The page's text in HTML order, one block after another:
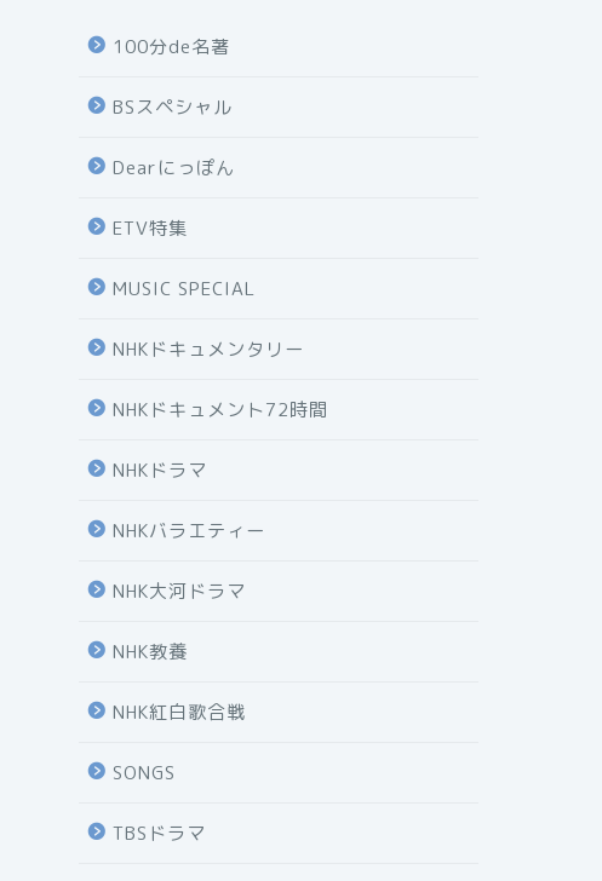
100分de名著
BSスペシャル
Dearにっぽん
ETV特集
MUSIC SPECIAL
NHKドキュメンタリー
NHKドキュメント72時間
NHKドラマ
NHKバラエティー
NHK大河ドラマ
NHK教養
NHK紅白歌合戦
SONGS
TBSドラマ